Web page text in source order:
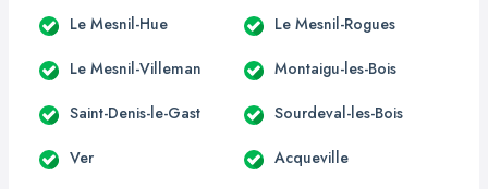
Le Mesnil-Hue Le Mesnil-Rogues
Le Mesnil-Villeman Montaigu-les-Bois
Saint-Denis-le-Gast Sourdeval-les-Bois
Ver Acqueville